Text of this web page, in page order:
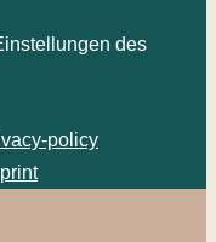
des
policy